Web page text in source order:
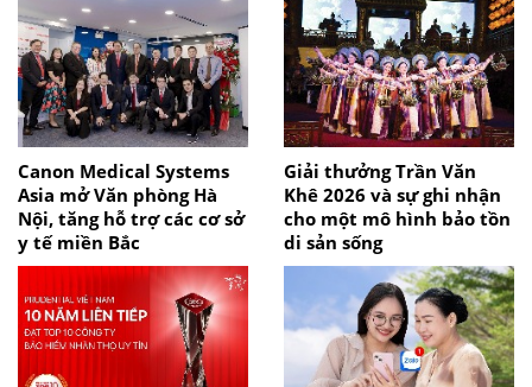
Canon Medical Systems
Asia mở Văn phòng Hà
Nội, tăng hỗ trợ các cơ sở
y tế miền Bắc
Giải thưởng Trần Văn
Khê 2026 và sự ghi nhận
cho một mô hình bảo tồn
di sản sống